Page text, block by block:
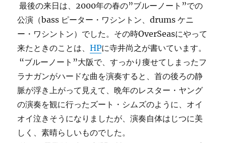
最後の来日は、2000年の春の”ブルーノート”での
公演（bass ピーター・ワシントン、drums ケニ
ー・ワシントン）でした。その時OverSeasにやって
来たときのことは、HPに寺井尚之が書いています。
“ブルーノート”大阪で、すっかり痩せてしまったフ
ラナガンがハードな曲を演奏すると、首の後ろの静
脈が浮き上がって見えて、晩年のレスター・ヤング
の演奏を観に行ったズート・シムズのように、オイ
オイ泣きそうになりましたが、演奏自体はじつに美
しく、素晴らしいものでした。